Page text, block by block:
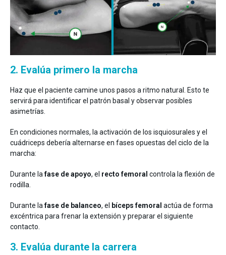
2. Evalúa primero la marcha
Haz que el paciente camine unos pasos a ritmo natural. Esto te
servirá para identificar el patrón basal y observar posibles
asimetrías.
En condiciones normales, la activación de los isquiosurales y el
cuádriceps debería alternarse en fases opuestas del ciclo de la
marcha:
Durante lafase de apoyo, el recto femoral controla la flexión de
rodilla.
Durante lafase de balanceo, el bíceps femoral actúa de forma
excéntrica para frenar la extensión y preparar el siguiente
contacto.
3. Evalúa durante la carrera